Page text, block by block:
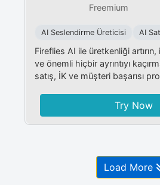
Freemium
AI Seslendirme Üreticisi AI
Fireflies AI ile üretkenliği
ve önemli hiçbir ayrıntıyı
satış, İK ve müşteri başarısı
Try Now
Load More